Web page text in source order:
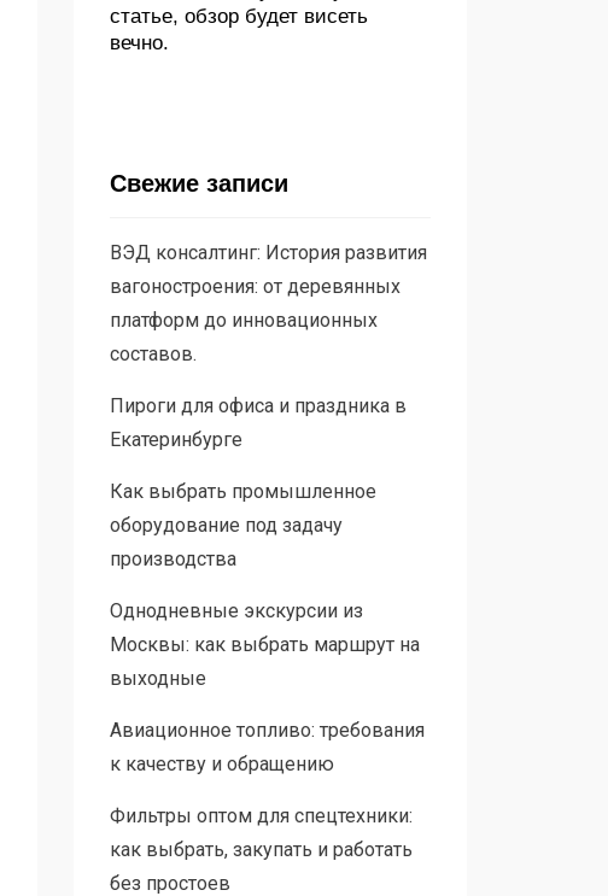
статье, обзор будет висеть
вечно.
Свежие записи
ВЭД консалтинг: История развития
вагоностроения: от деревянных
платформ до инновационных
составов.
Пироги для офиса и праздника в
Екатеринбурге
Как выбрать промышленное
оборудование под задачу
производства
Однодневные экскурсии из
Москвы: как выбрать маршрут на
выходные
Авиационное топливо: требования
к качеству и обращению
Фильтры оптом для спецтехники:
как выбрать, закупать и работать
без простоев